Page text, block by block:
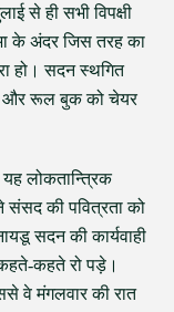
से ही सभी विपक्षी
के अंदर जिस तरह का
हो। सदन स्थगित
और रूल बुक को चेयर
लोकतान्त्रिक
संसद की पवित्रता को
सदन की कार्यवाही
कहते रो पड़े।
वे मंगलवार की रात